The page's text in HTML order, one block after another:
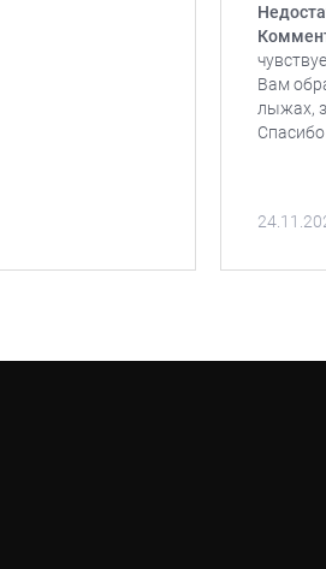
Вам
лыжах,
Спасибо